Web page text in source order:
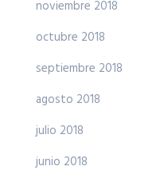
noviembre 2018
octubre 2018
septiembre 2018
agosto 2018
julio 2018
junio 2018